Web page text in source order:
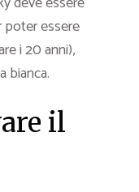
poter essere
i 20 anni),
bianca.
il